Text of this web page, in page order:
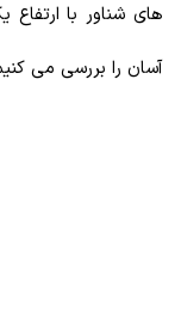
های شناور با
آسان را بررسی می